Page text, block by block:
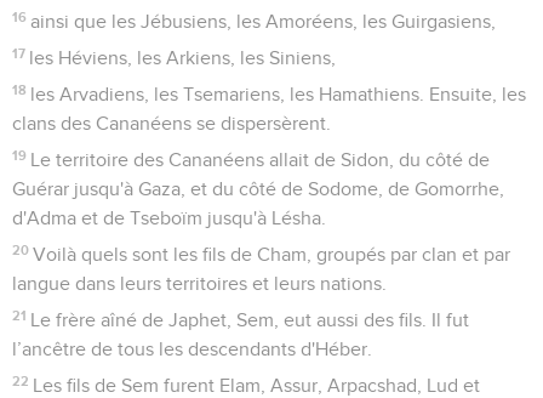
16 ainsi que les Jébusiens, les Amoréens, les Guirgasiens,
17 les Héviens, les Arkiens, les Siniens,
18
les Arvadiens, les Tsemariens, les Hamathiens. Ensuite, les
clans des Cananéens se dispersèrent.
19
Le territoire des Cananéens allait de Sidon, du côté de
Guérar jusqu'à Gaza, et du côté de Sodome, de Gomorrhe,
d'Adma et de Tseboïm jusqu'à Lésha.
20 Voilà quels sont les fils de Cham, groupés par clan et par
langue dans leurs territoires et leurs nations.
21
Le frère aîné de Japhet, Sem, eut aussi des fils. Il fut
l’ancêtre de tous les descendants d'Héber.
22
Les fils de Sem furent Elam, Assur, Arpacshad, Lud et